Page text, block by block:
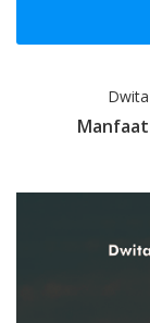
Manfaat